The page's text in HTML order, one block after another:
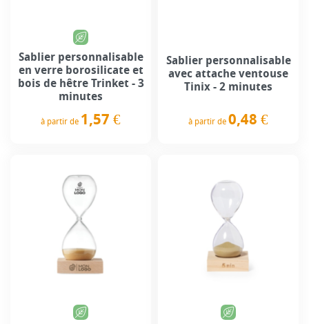
Sablier personnalisable
en verre borosilicate et
bois de hêtre Trinket - 3
minutes
à partir de 1,57 €
Sablier personnalisable
avec attache ventouse
Tinix - 2 minutes
à partir de 0,48 €